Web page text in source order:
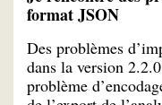
format JSON
Des problèmes
dans la version
problème